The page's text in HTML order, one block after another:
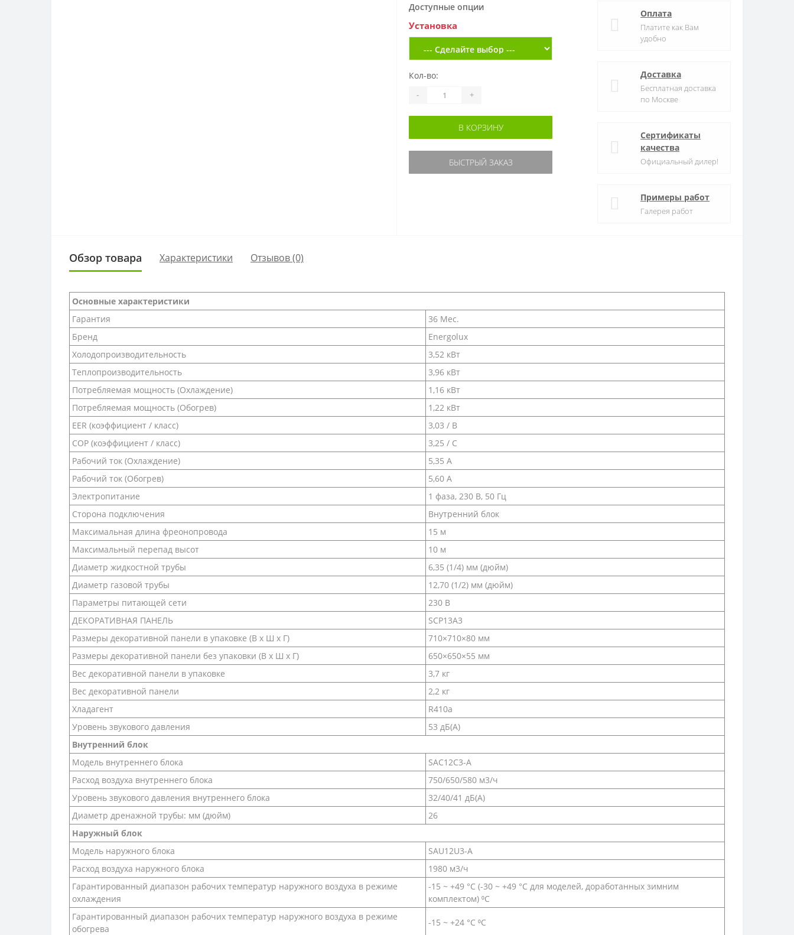
Доступные опции
Установка
Кол-во:
- +
В КОРЗИНУ
БЫСТРЫЙ ЗАКАЗ
Оплата
Платите как Вам
удобно
Доставка
Бесплатная доставка
по Москве
Сертификаты
качества
Официальный дилер!
Примеры работ
Галерея работ
Обзор товара Характеристики Отзывов (0)
Основные характеристики
Гарантия
36 Мес.
Бренд
Energolux
Холодопроизводительность
3,52 кВт
Теплопроизводительность
3,96 кВт
Потребляемая мощность (Охлаждение)
1,16 кВт
Потребляемая мощность (Обогрев)
1,22 кВт
EER (коэффициент / класс)
3,03 / В
COP (коэффициент / класс)
3,25 / С
Рабочий ток (Охлаждение)
5,35 A
Рабочий ток (Обогрев)
5,60 А
Электропитание
1 фаза, 230 В, 50 Гц
Сторона подключения
Внутренний блок
Максимальная длина фреонопровода
15 м
Максимальный перепад высот
10 м
Диаметр жидкостной трубы
6,35 (1/4) мм (дюйм)
Диаметр газовой трубы
12,70 (1/2) мм (дюйм)
Параметры питающей сети
230 В
ДЕКОРАТИВНАЯ ПАНЕЛЬ
SCP13A3
Размеры декоративной панели в упаковке (В х Ш х Г)
710×710×80 мм
Размеры декоративной панели без упаковки (В х Ш х Г)
650×650×55 мм
Вес декоративной панели в упаковке
3,7 кг
Вес декоративной панели
2,2 кг
Хладагент
R410a
Уровень звукового давления
53 дБ(А)
Внутренний блок
Модель внутреннего блока
SAC12C3-A
Расход воздуха внутреннего блока
750/650/580 м3/ч
Уровень звукового давления внутреннего блока
32/40/41 дБ(А)
Диаметр дренажной трубы: мм (дюйм)
26
Наружный блок
Модель наружного блока
SAU12U3-A
Расход воздуха наружного блока
1980 м3/ч
Гарантированный диапазон рабочих температур наружного воздуха в режиме
охлаждения
-15 ~ +49 °С (-30 ~ +49 °С для моделей, доработанных зимним
комплектом) ⁰С
Гарантированный диапазон рабочих температур наружного воздуха в режиме
обогрева
-15 ~ +24 °С ⁰С